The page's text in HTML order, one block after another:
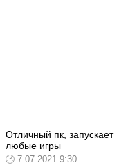
Отличный пк, запускает
любые игры
7.07.2021 9:30